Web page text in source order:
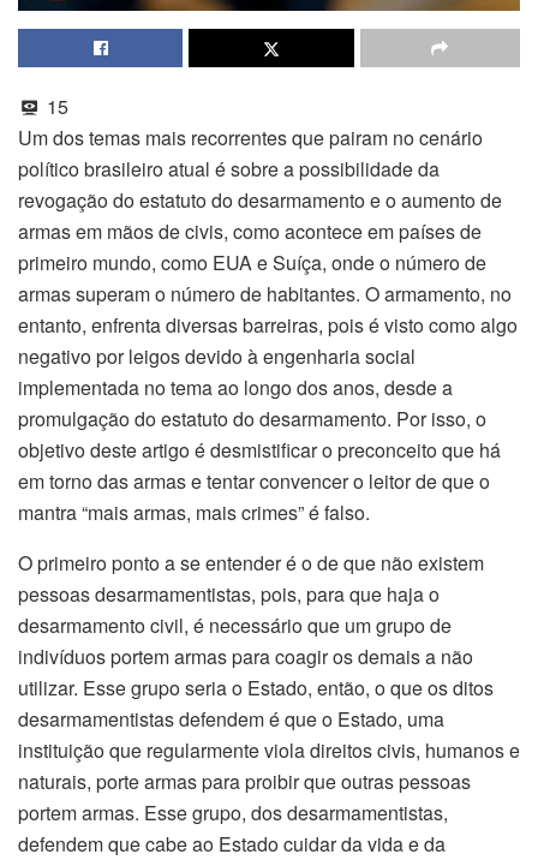
15
Um dos temas mais recorrentes que pairam no cenário
político brasileiro atual é sobre a possibilidade da
revogação do estatuto do desarmamento e o aumento de
armas em mãos de civis, como acontece em países de
primeiro mundo, como EUA e Suíça, onde o número de
armas superam o número de habitantes. O armamento, no
entanto, enfrenta diversas barreiras, pois é visto como algo
negativo por leigos devido à engenharia social
implementada no tema ao longo dos anos, desde a
promulgação do estatuto do desarmamento. Por isso, o
objetivo deste artigo é desmistificar o preconceito que há
em torno das armas e tentar convencer o leitor de que o
mantra “mais armas, mais crimes” é falso.
O primeiro ponto a se entender é o de que não existem
pessoas desarmamentistas, pois, para que haja o
desarmamento civil, é necessário que um grupo de
indivíduos portem armas para coagir os demais a não
utilizar. Esse grupo seria o Estado, então, o que os ditos
desarmamentistas defendem é que o Estado, uma
instituição que regularmente viola direitos civis, humanos e
naturais, porte armas para proibir que outras pessoas
portem armas. Esse grupo, dos desarmamentistas,
defendem que cabe ao Estado cuidar da vida e da